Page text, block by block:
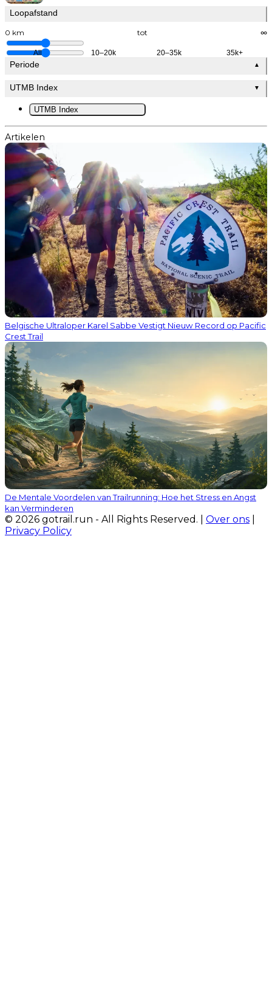
Loopafstand
0 km tot ∞
All 10–20k 20–35k 35k+
Periode ▲
UTMB Index ▼
UTMB Index
Artikelen
Belgische Ultraloper Karel Sabbe Vestigt Nieuw Record op Pacific
Crest Trail
De Mentale Voordelen van Trailrunning: Hoe het Stress en Angst
kan Verminderen
© 2026 gotrail.run - All Rights Reserved. | Over ons
Privacy Policy